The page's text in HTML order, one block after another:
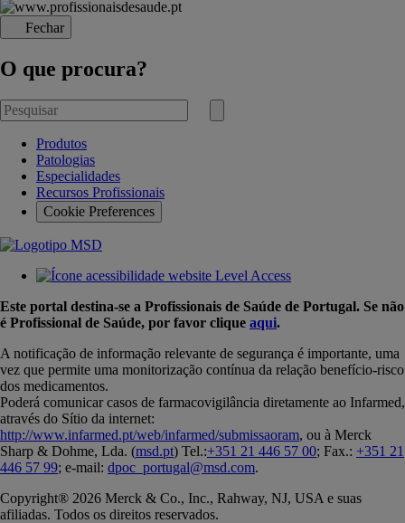
Fechar
O que procura?
Pesquisar
por
Submeter
Produtos
Patologias
Especialidades
Recursos Profissionais
Cookie Preferences
Este portal destina-se a Profissionais de Saúde de Portugal. Se não
é Profissional de Saúde, por favor clique aqui.
A notificação de informação relevante de segurança é importante, uma
vez que permite uma monitorização contínua da relação benefício-risco
dos medicamentos.
Poderá comunicar casos de farmacovigilância diretamente ao Infarmed,
através do Sítio da internet:
http://www.infarmed.pt/web/infarmed/submissaoram, ou à Merck
Sharp & Dohme, Lda. (msd.pt) Tel.:+351 21 446 57 00; Fax.: +351 21
446 57 99; e-mail: dpoc_portugal@msd.com.
Copyright® 2026 Merck & Co., Inc., Rahway, NJ, USA e suas
afiliadas. Todos os direitos reservados.